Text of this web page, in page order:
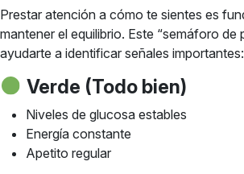
Prestar atención a cómo te sientes es
mantener el equilibrio. Este “semáforo de
ayudarte a identificar señales importantes:
Verde (Todo bien)
Niveles de glucosa estables
Energía constante
Apetito regular